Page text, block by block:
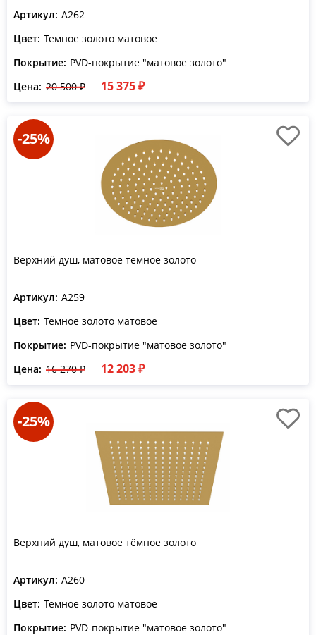
Артикул: A262
Цвет: Темное золото матовое
Покрытие: PVD-покрытие "матовое золото"
Цена: 20 500 ₽ 15 375 ₽
-25%
Верхний душ, матовое тёмное золото
Артикул: A259
Цвет: Темное золото матовое
Покрытие: PVD-покрытие "матовое золото"
Цена: 16 270 ₽ 12 203 ₽
-25%
Верхний душ, матовое тёмное золото
Артикул: A260
Цвет: Темное золото матовое
Покрытие: PVD-покрытие "матовое золото"